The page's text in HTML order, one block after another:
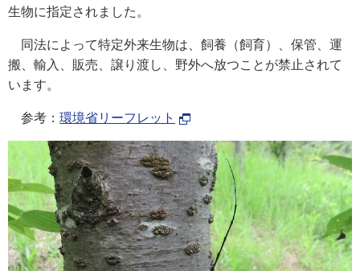
生物に指定されました。
同法によって特定外来生物は、飼養（飼育）、保管、運
搬、輸入、販売、譲り渡し、野外へ放つことが禁止されて
います。
参考： 環境省リーフレット